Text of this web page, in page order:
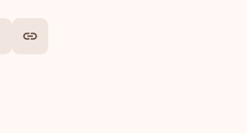
link